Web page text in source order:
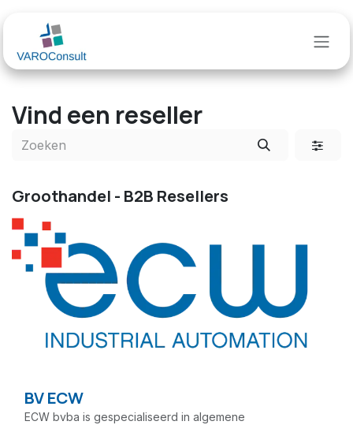
Vind een reseller
Groothandel - B2B Resellers
BV ECW
ECW bvba is gespecialiseerd in algemene